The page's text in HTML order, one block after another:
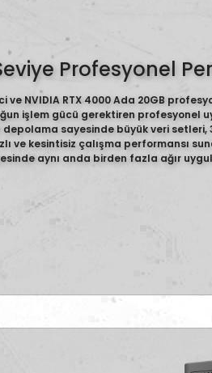
Profesyonel
ve NVIDIA RTX 4000 Ada 20GB
işlem gücü gerektiren profesyonel
depolama sayesinde büyük veri
ve kesintisiz çalışma performansı
aynı anda birden fazla ağır